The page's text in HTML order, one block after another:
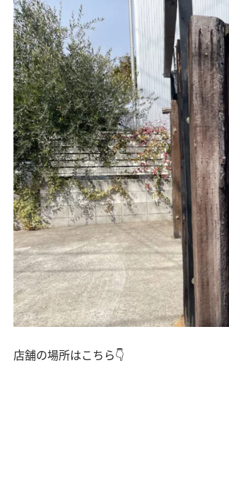
店舗の場所はこちら👇